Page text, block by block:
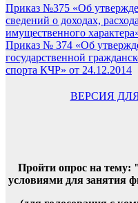
Навигация
по
записям
Приказ №375 «Об
сведений о доходах,
имущественного
Приказ № 374 «Об
государственной
спорта КЧР» от 24.12.2014
ВЕРСИЯ
Пройти опрос на тему:
условиями для занятия